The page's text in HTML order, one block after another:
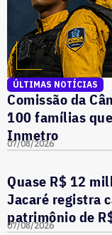
ÚLTIMAS NOTÍCIAS
Comissão da
100 famílias
Inmetro
07/08/2026
Quase R$ 12
Jacaré registra
patrimônio de
07/08/2026